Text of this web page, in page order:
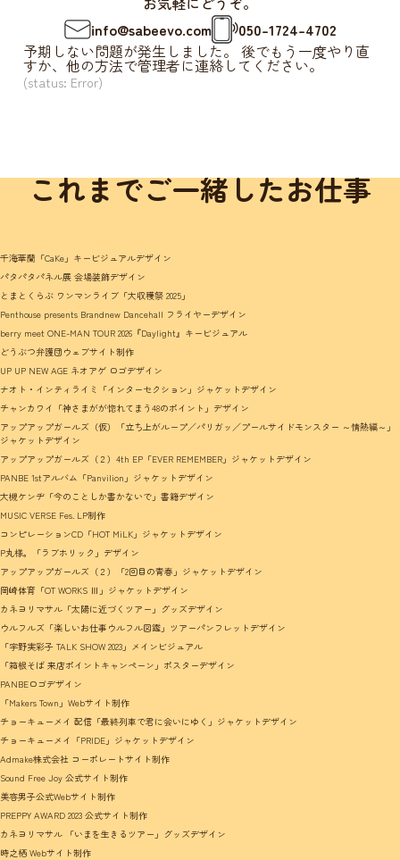
info@sabeevo.com
050-1724-4702
予期しない問題が発生しました。 後でもう一度やり直
すか、他の方法で管理者に連絡してください。
(status: Error)
これまでご一緒したお仕事
千海華蘭「CaKe」キービジュアルデザイン
パタパタパネル展 会場装飾デザイン
とまとくらぶ ワンマンライブ「大収穫祭 2025」
Penthouse presents Brandnew Dancehall フライヤーデザイン
berry meet ONE-MAN TOUR 2026『Daylight』キービジュアル
どうぶつ弁護団ウェブサイト制作
UP UP NEW AGE ネオアゲ ロゴデザイン
ナオト・インティライミ「インターセクション」ジャケットデザイン
チャンカワイ「神さまがが惚れてまう48のポイント」デザイン
アップアップガールズ（仮）「立ち上がループ／パリガッ／プールサイドモンスター ～情熱編～」
ジャケットデザイン
アップアップガールズ（２）4th EP「EVER REMEMBER」ジャケットデザイン
PANBE 1stアルバム「Panvilion」ジャケットデザイン
大槻ケンヂ「今のことしか書かないで」書籍デザイン
MUSIC VERSE Fes. LP制作
コンピレーションCD「HOT MiLK」ジャケットデザイン
P丸様。「ラブホリック」デザイン
アップアップガールズ（２）「2回目の青春」ジャケットデザイン
岡崎体育「OT WORKS Ⅲ」ジャケットデザイン
カネヨリマサル「太陽に近づくツアー」グッズデザイン
ウルフルズ「楽しいお仕事ウルフル図鑑」ツアーパンフレットデザイン
「宇野実彩子 TALK SHOW 2023」メインビジュアル
「箱根そば 来店ポイントキャンペーン」ポスターデザイン
PANBEロゴデザイン
「Makers Town」Webサイト制作
チョーキューメイ 配信「最終列車で君に会いにゆく」ジャケットデザイン
チョーキューメイ「PRIDE」ジャケットデザイン
Admake株式会社 コーポレートサイト制作
Sound Free Joy 公式サイト制作
美容男子公式Webサイト制作
PREPPY AWARD 2023 公式サイト制作
カネヨリマサル 「いまを生きるツアー」グッズデザイン
時之栖 Webサイト制作